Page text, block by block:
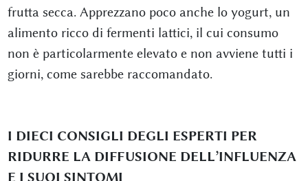
frutta secca. Apprezzano poco anche lo yogurt, un
alimento ricco di fermenti lattici, il cui consumo
non è particolarmente elevato e non avviene tutti i
giorni, come sarebbe raccomandato.
I DIECI CONSIGLI DEGLI ESPERTI PER
RIDURRE LA DIFFUSIONE DELL’INFLUENZA
E I SUOI SINTOMI